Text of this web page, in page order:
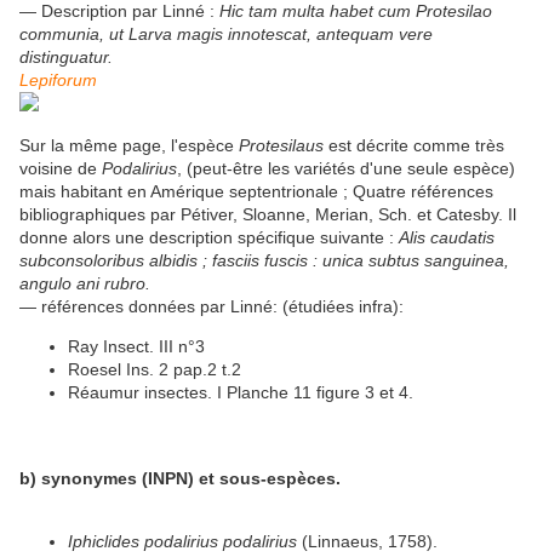
— Description par Linné : Hic tam multa habet cum Protesilao
communia, ut Larva magis innotescat, antequam vere
distinguatur.
Lepiforum
Sur la même page, l'espèce Protesilaus est décrite comme très
voisine de Podalirius , (peut-être les variétés d'une seule espèce)
mais habitant en Amérique septentrionale ; Quatre références
bibliographiques par Pétiver, Sloanne, Merian, Sch. et Catesby. Il
donne alors une description spécifique suivante : Alis caudatis
subconsoloribus albidis ; fasciis fuscis : unica subtus sanguinea,
angulo ani rubro.
— références données par Linné: (étudiées infra):
Ray Insect. III n°3
Roesel Ins. 2 pap.2 t.2
Réaumur insectes. I Planche 11 figure 3 et 4.
b) synonymes (INPN) et sous-espèces.
Iphiclides podalirius podalirius (Linnaeus, 1758).